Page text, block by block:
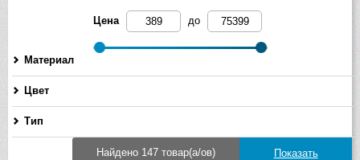
Цена до
Материал
Цвет
Тип
Найдено 147 товар(а/ов)